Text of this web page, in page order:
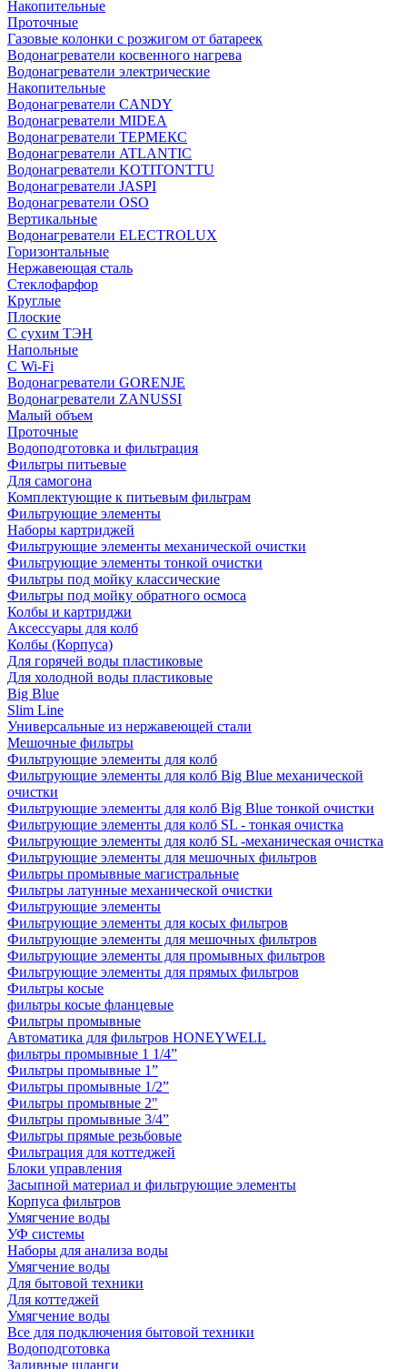
Накопительные
Проточные
Газовые колонки с розжигом от батареек
Водонагреватели косвенного нагрева
Водонагреватели электрические
Накопительные
Водонагреватели CANDY
Водонагреватели MIDEA
Водонагреватели ТЕРМЕКС
Водонагреватели ATLANTIC
Водонагреватели KOTITONTTU
Водонагреватели JASPI
Водонагреватели OSO
Вертикальные
Водонагреватели ELECTROLUX
Горизонтальные
Нержавеющая сталь
Стеклофарфор
Круглые
Плоские
С сухим ТЭН
Напольные
С Wi-Fi
Водонагреватели GORENJE
Водонагреватели ZANUSSI
Малый объем
Проточные
Водоподготовка и фильтрация
Фильтры питьевые
Для самогона
Комплектующие к питьевым фильтрам
Фильтрующие элементы
Наборы картриджей
Фильтрующие элементы механической очистки
Фильтрующие элементы тонкой очистки
Фильтры под мойку классические
Фильтры под мойку обратного осмоса
Колбы и картриджи
Аксессуары для колб
Колбы (Корпуса)
Для горячей воды пластиковые
Для холодной воды пластиковые
Big Blue
Slim Line
Универсальные из нержавеющей стали
Мешочные фильтры
Фильтрующие элементы для колб
Фильтрующие элементы для колб Big Blue механической
очистки
Фильтрующие элементы для колб Big Blue тонкой очистки
Фильтрующие элементы для колб SL - тонкая очистка
Фильтрующие элементы для колб SL -механическая очистка
Фильтрующие элементы для мешочных фильтров
Фильтры промывные магистральные
Фильтры латунные механической очистки
Фильтрующие элементы
Фильтрующие элементы для косых фильтров
Фильтрующие элементы для мешочных фильтров
Фильтрующие элементы для промывных фильтров
Фильтрующие элементы для прямых фильтров
Фильтры косые
фильтры косые фланцевые
Фильтры промывные
Автоматика для фильтров HONEYWELL
фильтры промывные 1 1/4”
Фильтры промывные 1”
Фильтры промывные 1/2”
Фильтры промывные 2"
Фильтры промывные 3/4”
Фильтры прямые резьбовые
Фильтрация для коттеджей
Блоки управления
Засыпной материал и фильтрующие элементы
Корпуса фильтров
Умягчение воды
УФ системы
Наборы для анализа воды
Умягчение воды
Для бытовой техники
Для коттеджей
Умягчение воды
Все для подключения бытовой техники
Водоподготовка
Заливные шланги